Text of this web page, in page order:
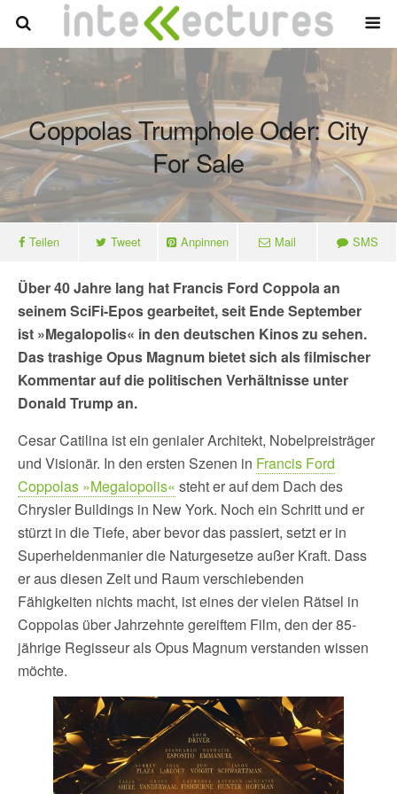
Coppolas Trumphole Oder: City
For Sale
Teilen Tweet Anpinnen Mail SMS
Über 40 Jahre lang hat Francis Ford Coppola an
seinem SciFi-Epos gearbeitet, seit Ende September
ist »Megalopolis« in den deutschen Kinos zu sehen.
Das trashige Opus Magnum bietet sich als filmischer
Kommentar auf die politischen Verhältnisse unter
Donald Trump an.
Cesar Catilina ist ein genialer Architekt, Nobelpreisträger
und Visionär. In den ersten Szenen in Francis Ford
Coppolas »Megalopolis« steht er auf dem Dach des
Chrysler Buildings in New York. Noch ein Schritt und er
stürzt in die Tiefe, aber bevor das passiert, setzt er in
Superheldenmanier die Naturgesetze außer Kraft. Dass
er aus diesen Zeit und Raum verschiebenden
Fähigkeiten nichts macht, ist eines der vielen Rätsel in
Coppolas über Jahrzehnte gereiftem Film, den der 85-
jährige Regisseur als Opus Magnum verstanden wissen
möchte.